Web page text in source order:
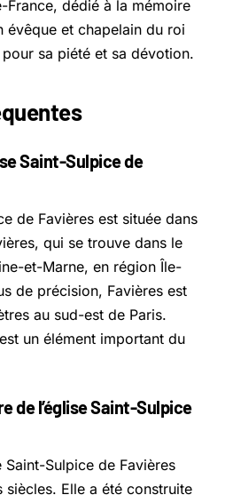
France, dédié à la mémoire
évêque et chapelain du roi
sa piété et sa dévotion.
Saint-Sulpice de
de Favières est située dans
qui se trouve dans le
et-Marne, en région Île-
de précision, Favières est
au sud-est de Paris.
un élément important du
de l’église Saint-Sulpice
Saint-Sulpice de Favières
siècles. Elle a été construite